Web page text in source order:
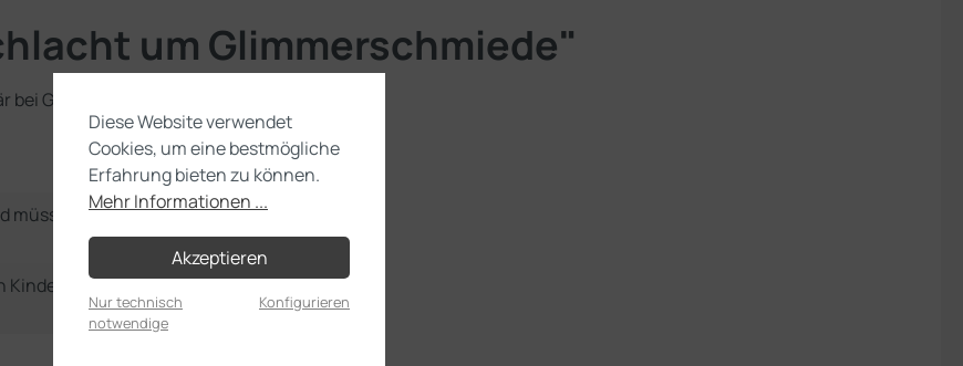
um Glimmerschmiede"
Games Workshop erhältlich ist.
müssen noch selbst
Kindern unter 36
Diese Website verwendet
Cookies, um eine bestmögliche
Erfahrung bieten zu können.
Mehr Informationen ...
Akzeptieren
Nur technisch
notwendige
Konfigurieren